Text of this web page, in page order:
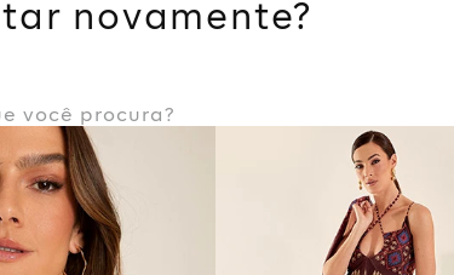
novamente?